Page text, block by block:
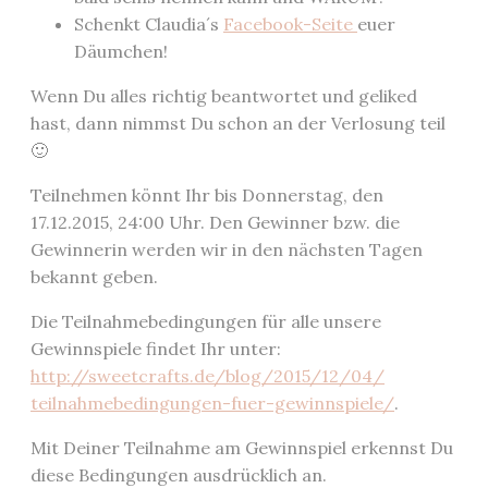
Schenkt Claudia´s Facebook-Seite euer
Däumchen!
Wenn Du alles richtig beantwortet und geliked
hast, dann nimmst Du schon an der Verlosung teil
🙂
Teilnehmen könnt Ihr bis Donnerstag, den
17.12.2015, 24:00 Uhr. Den Gewinner bzw. die
Gewinnerin werden wir in den nächsten Tagen
bekannt geben.
Die Teilnahmebedingungen für alle unsere
Gewinnspiele findet Ihr unter:
http://sweetcrafts.de/blog/2015/12/04/
teilnahmebedingungen-fuer-gewinnspiele/.
Mit Deiner Teilnahme am Gewinnspiel erkennst Du
diese Bedingungen ausdrücklich an.